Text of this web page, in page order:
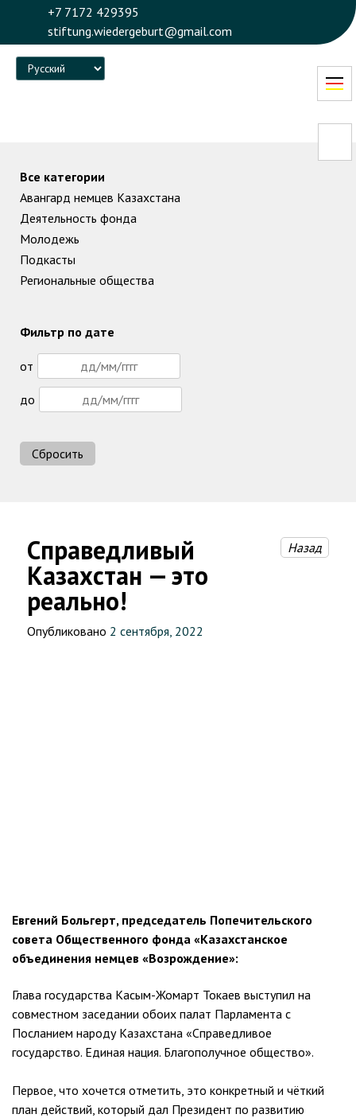
+7 7172 429395
stiftung.wiedergeburt@gmail.com
Language
Справедливый
Казахстан — это
реально!
Назад
Опубликовано 2 сентября, 2022
Евгений Больгерт, председатель Попечительского
совета Общественного фонда «Казахстанское
объединения немцев «Возрождение»:
Глава государства Касым-Жомарт Токаев выступил на
совместном заседании обоих палат Парламента с
Посланием народу Казахстана «Справедливое
государство. Единая нация. Благополучное общество».
Первое, что хочется отметить, это конкретный и чёткий
план действий, который дал Президент по развитию
Все категории
Авангард немцев Казахстана
Деятельность фонда
Молодежь
Подкасты
Региональные общества
Фильтр по дате
от
до
Сбросить